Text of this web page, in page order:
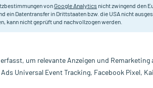
Bergland Pharma
100 % naturreines ätherisches Öl.
PZN:
Hersteller:
vonGoogle Analytics nicht zwingend den
ein Datentransfer in Drittstaaten bzw. die USA nicht
kann nicht geprüft und nachvollzogen werden.
um relevante Anzeigen und Remarketing
Universal Event Tracking, Facebook Pixel,